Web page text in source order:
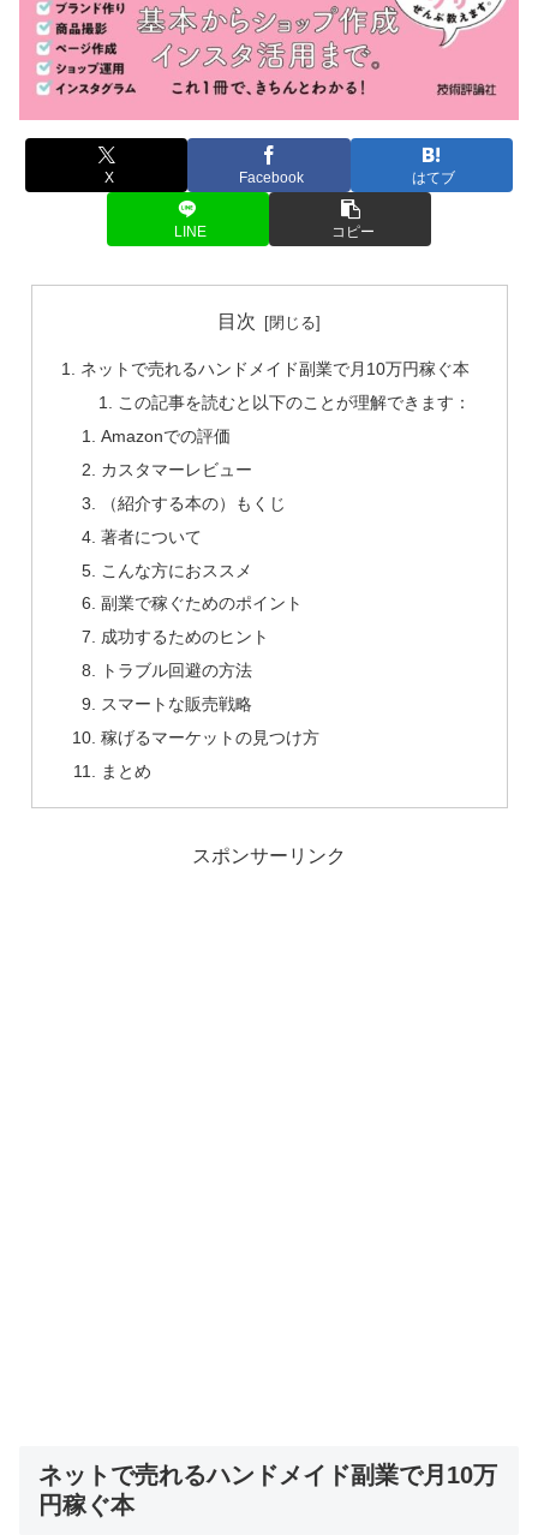
X Facebook はてブ
LINE コピー
目次
ネットで売れるハンドメイド副業で月10万円稼ぐ本
この記事を読むと以下のことが理解できます：
Amazonでの評価
カスタマーレビュー
（紹介する本の）もくじ
著者について
こんな方におススメ
副業で稼ぐためのポイント
成功するためのヒント
トラブル回避の方法
スマートな販売戦略
稼げるマーケットの見つけ方
まとめ
スポンサーリンク
ネットで売れるハンドメイド副業で月10万
円稼ぐ本